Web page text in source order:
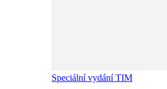
Speciální vydání TIM